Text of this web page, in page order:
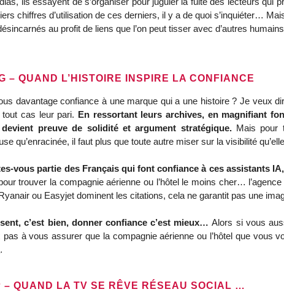
chiffres d’utilisation de ces derniers, il y a de quoi s’inquiéter…
au profit de liens que l’on peut tisser avec d’autres
– QUAND L’HISTOIRE INSPIRE LA CONFIANCE
davantage confiance à une marque qui a une histoire ? Je veux
tout cas leur pari. En ressortant leurs archives, en magnifiant
preuve de solidité et argument stratégique.Mais pour
qu’enracinée, il faut plus que toute autre miser sur la visibilité
vous partie des Français qui font confiance à ces assistants
trouver la compagnie aérienne ou l’hôtel le moins cher…
ou Easyjet dominent les citations, cela ne garantit pas une
c’est bien, donner confiance c’est mieux…Alors si vous
pas à vous assurer que la compagnie aérienne ou l’hôtel que vous
.
– QUAND LA TV SE RÊVE RÉSEAU SOCIAL …